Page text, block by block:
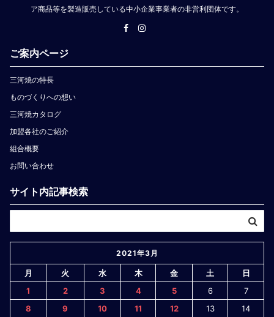
ア商品等を製造販売している中小企業事業者の非営利団体です。
ご案内ページ
三河焼の特長
ものづくりへの想い
三河焼カタログ
加盟各社のご紹介
組合概要
お問い合わせ
サイト内記事検索
2021年3月
月 火 水 木 金 土
日
1
2 3 4 5 6
7
8
9 10 11 12 13 14